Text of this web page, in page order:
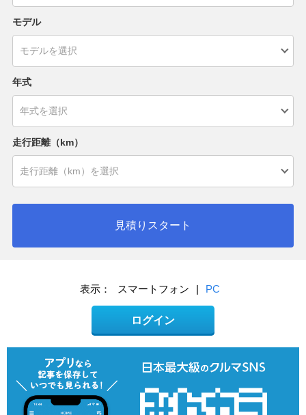
モデル
年式
走行距離（km）
見積りスタート
表示： スマートフォン | PC
ログイン